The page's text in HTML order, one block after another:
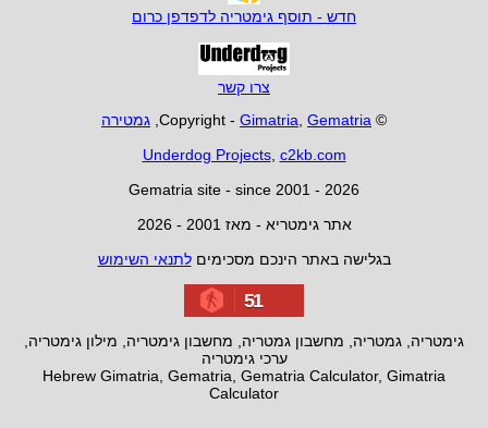
חדש - תוסף גימטריה לדפדפן כרום
צרו קשר
© Copyright -
Gimatria, Gematria
, גמטירה
Underdog Projects, c2kb.com
Gematria site - since 2001 - 2026
אתר גימטריא - מאז 2001 - 2026
בגלישה באתר הינכם מסכימיםלתנאי השימוש
51
גימטריה, גמטריה, מחשבון גמטריה, מחשבון גימטריה, מילון גימטריה,
ערכי גימטריה
Hebrew Gimatria, Gematria, Gematria Calculator, Gimatria
Calculator